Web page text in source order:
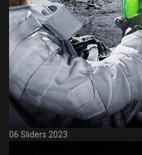
06 Sliders 2023